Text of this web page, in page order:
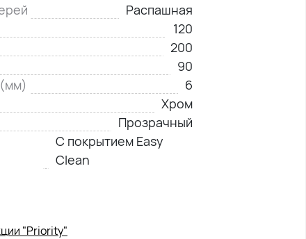
Распашная
120
200
90
6
Хром
Прозрачный
С покрытием Easy
Clean
"Priority"